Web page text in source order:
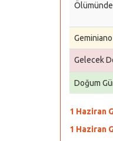
Gelecek
Doğum
1 Haziran
1 Haziran